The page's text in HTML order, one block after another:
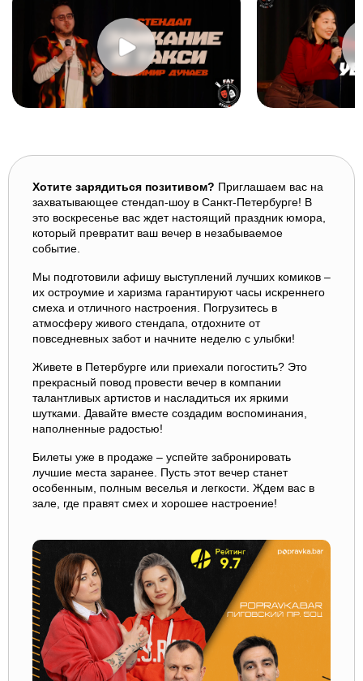
Хотите зарядиться позитивом? Приглашаем вас на
захватывающее стендап-шоу в Санкт-Петербурге! В
это воскресенье вас ждет настоящий праздник юмора,
который превратит ваш вечер в незабываемое
событие.
Мы подготовили афишу выступлений лучших комиков –
их остроумие и харизма гарантируют часы искреннего
смеха и отличного настроения. Погрузитесь в
атмосферу живого стендапа, отдохните от
повседневных забот и начните неделю с улыбки!
Живете в Петербурге или приехали погостить? Это
прекрасный повод провести вечер в компании
талантливых артистов и насладиться их яркими
шутками. Давайте вместе создадим воспоминания,
наполненные радостью!
Билеты уже в продаже – успейте забронировать
лучшие места заранее. Пусть этот вечер станет
особенным, полным веселья и легкости. Ждем вас в
зале, где правят смех и хорошее настроение!